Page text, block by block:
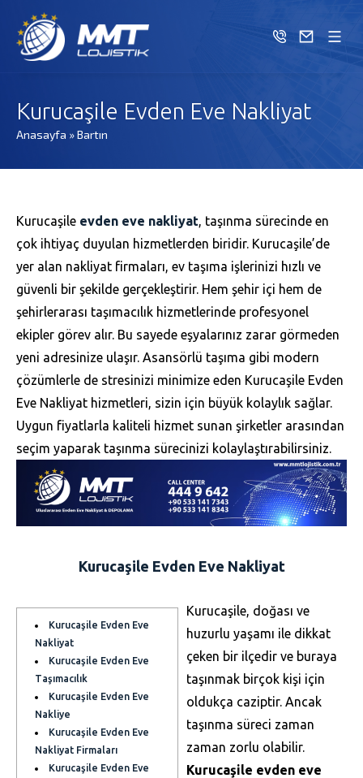
Kurucaşile Evden Eve Nakliyat
Anasayfa »Bartın
Kurucaşile evden eve nakliyat, taşınma sürecinde en
çok ihtiyaç duyulan hizmetlerden biridir. Kurucaşile’de
yer alan nakliyat firmaları, ev taşıma işlerinizi hızlı ve
güvenli bir şekilde gerçekleştirir. Hem şehir içi hem de
şehirlerarası taşımacılık hizmetlerinde profesyonel
ekipler görev alır. Bu sayede eşyalarınız zarar görmeden
yeni adresinize ulaşır. Asansörlü taşıma gibi modern
çözümlerle de stresinizi minimize eden Kurucaşile Evden
Eve Nakliyat hizmetleri, sizin için büyük kolaylık sağlar.
Uygun fiyatlarla kaliteli hizmet sunan şirketler arasından
seçim yaparak taşınma sürecinizi kolaylaştırabilirsiniz.
Kurucaşile Evden Eve Nakliyat
Kurucaşile Evden Eve
Nakliyat
Kurucaşile Evden Eve
Taşımacılık
Kurucaşile Evden Eve
Nakliye
Kurucaşile Evden Eve
Nakliyat Firmaları
Kurucaşile Evden Eve
Kurucaşile, doğası ve
huzurlu yaşamı ile dikkat
çeken bir ilçedir ve buraya
taşınmak birçok kişi için
oldukça caziptir. Ancak
taşınma süreci zaman
zaman zorlu olabilir.
Kurucaşile evden eve